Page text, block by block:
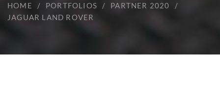
HOME PORTFOLIOS
PARTNER 2020
JAGUAR LAND ROVER